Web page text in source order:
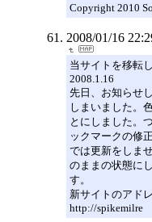
Copyright 2010
2008/01/16
当サイトを移転
2008.1.16
先日、お知らせ
しまいました。
とにしました。
ックマークの修
では更新をしま
のままの状態に
す。
新サイトのアド
http://spikemilre